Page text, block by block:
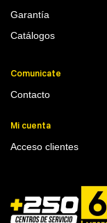
Garantía
Catálogos
Comunicate
Contacto
Mi cuenta
Acceso clientes